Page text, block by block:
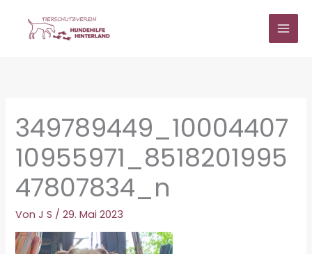
springen
349789449_10004407
10955971_8518201995
47807834_n
VonJ S /29. Mai 2023